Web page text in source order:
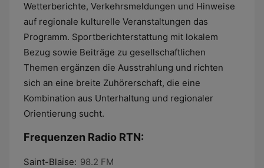
Wetterberichte, Verkehrsmeldungen und Hinweise
auf regionale kulturelle Veranstaltungen das
Programm. Sportberichterstattung mit lokalem
Bezug sowie Beiträge zu gesellschaftlichen
Themen ergänzen die Ausstrahlung und richten
sich an eine breite Zuhörerschaft, die eine
Kombination aus Unterhaltung und regionaler
Orientierung sucht.
Frequenzen Radio RTN:
Saint-Blaise: 98.2 FM